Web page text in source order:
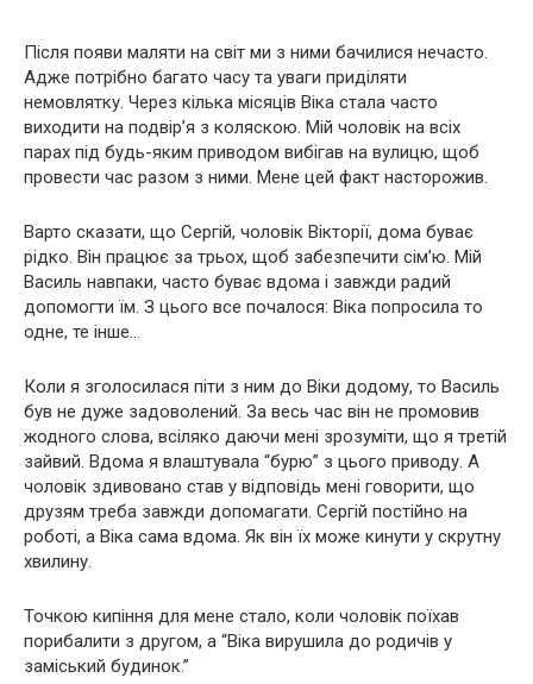
Після появи маляти на світ ми з ними бачилися нечасто.
Адже потрібно багато часу та уваги приділяти
немовлятку. Через кілька місяців Віка стала часто
виходити на подвір’я з коляскою. Мій чоловік на всіх
парах під будь-яким приводом вибігав на вулицю, щоб
провести час разом з ними. Мене цей факт насторожив.
Варто сказати, що Сергій, чоловік Вікторії, дома буває
рідко. Він працює за трьох, щоб забезпечити сім’ю. Мій
Василь навпаки, часто буває вдома і завжди радий
допомогти їм. З цього все почалося: Віка попросила то
одне, те інше…
Коли я зголосилася піти з ним до Віки додому, то Василь
був не дуже задоволений. За весь час він не промовив
жодного слова, всіляко даючи мені зрозуміти, що я третій
зайвий. Вдома я влаштувала “бурю” з цього приводу. А
чоловік здивовано став у відповідь мені говорити, що
друзям треба завжди допомагати. Сергій постійно на
роботі, а Віка сама вдома. Як він їх може кинути у скрутну
хвилину.
Точкою кипіння для мене стало, коли чоловік поїхав
порибалити з другом, а “Віка вирушила до родичів у
заміський будинок.”